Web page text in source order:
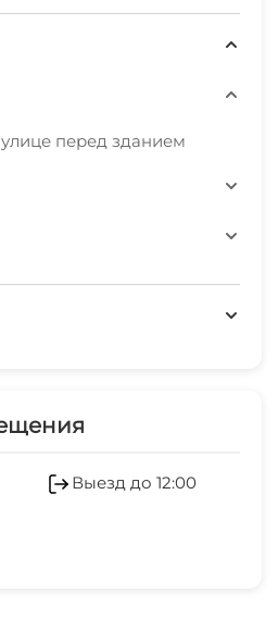
перед зданием
на всей территории
Выезд до 12:00